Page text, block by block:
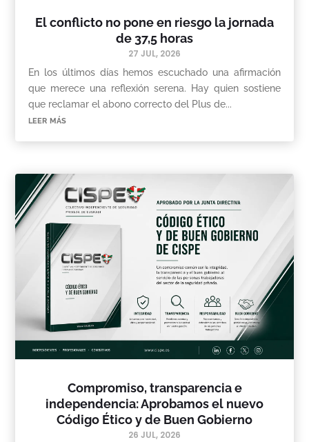
El conflicto no pone en riesgo la jornada
de 37,5 horas
27 JUL, 2026
En los últimos días hemos escuchado una afirmación
que merece una reflexión serena. Hay quien sostiene
que reclamar el abono correcto del Plus de...
leer más
Compromiso, transparencia e
independencia: Aprobamos el nuevo
Código Ético y de Buen Gobierno
26 JUL, 2026